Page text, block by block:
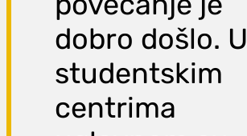
dobro došlo. U
studentskim
centrima